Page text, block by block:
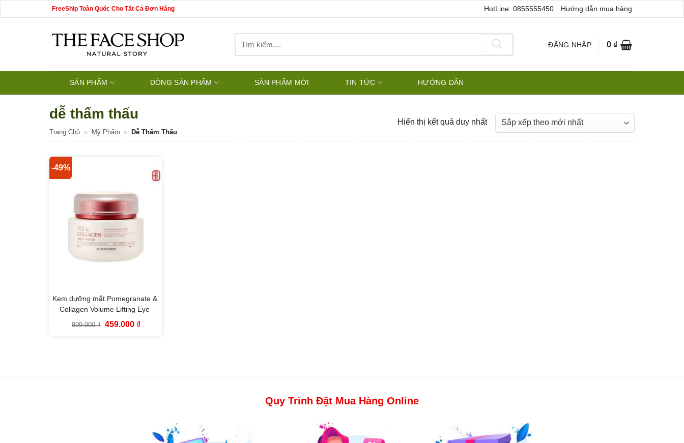
qua
FreeShip Toàn Quốc Cho Tất Cả Đơn Hàng HotLine: 0855555450 Hướng dẫn mua hàng
kiếm:
ĐĂNG NHẬP 0 ₫
SẢN PHẨM DÒNG SẢN PHẨM SẢN PHẨM MỚI TIN TỨC HƯỚNG DẪN
dễ thẩm thấu
Trang Chủ » Mỹ Phẩm » Dễ Thẩm Thấu
Hiển thị kết quả duy nhất
-49%
Kem dưỡng mắt Pomegranate &
Collagen Volume Lifting Eye
Cream The Face Shop 50ml
899.000₫ Giá
459.000 ₫Giá
Quy Trình Đặt Mua Hàng Online